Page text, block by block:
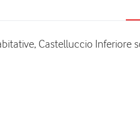
Castelluccio Inferiore